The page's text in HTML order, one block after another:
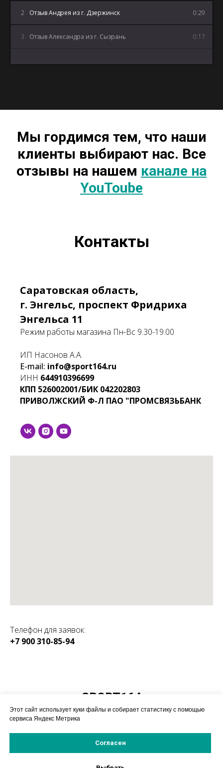
Этот сайт использует куки файлы и собирает статистику с помощью
сервиса Яндекс Метрика
Согласен
2 Отзыв Андрея из г. Дзержинск 0:29
3 Отзыв Александра из г. Сызрань 0:17
Мы гордимся тем, что наши
клиенты выбирают нас. Все
отзывы на нашем канале на
YouToube
Контакты
Саратовская область,
г. Энгельс, проспект Фридриха
Энгельса 11
Режим работы магазина Пн-Вс 9.30-19.00
ИП Насонов А.А.
E-mail: info@sport164.ru
ИНН 644910396699
КПП 526002001/БИК 042202803
ПРИВОЛЖСКИЙ Ф-Л ПАО "ПРОМСВЯЗЬБАНК
Телефон для заявок:
+7 900 310-85-94
SPORT164
Магазин спортивного
оборудования
Политика конфиденицальности